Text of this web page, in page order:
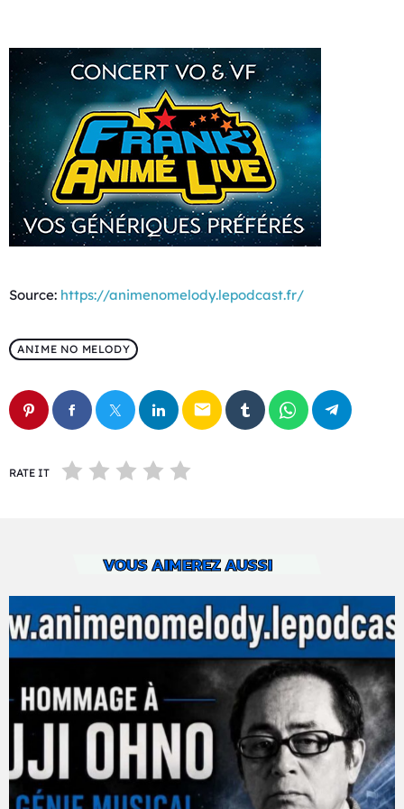
Source: https://animenomelody.lepodcast.fr/
ANIME NO MELODY
email
RATE IT
VOUS AIMEREZ AUSSI